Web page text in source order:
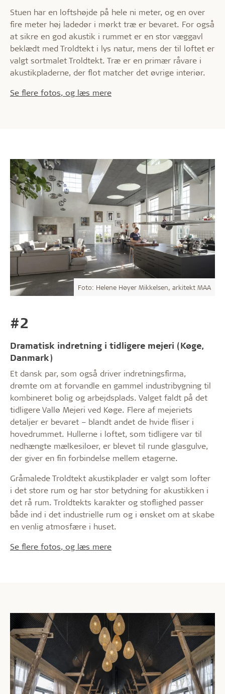
Stuen har en loftshøjde på hele ni meter, og en over
fire meter høj ladedør i mørkt træ er bevaret. For også
at sikre en god akustik i rummet er en stor væggavl
beklædt med Troldtekt i lys natur, mens der til loftet er
valgt sortmalet Troldtekt. Træ er en primær råvare i
akustikpladerne, der flot matcher det øvrige interiør.
Se flere fotos, og læs mere
Foto: Helene Høyer Mikkelsen, arkitekt MAA
#2
Dramatisk indretning i tidligere mejeri (Køge,
Danmark)
Et dansk par, som også driver indretningsfirma,
drømte om at forvandle en gammel industribygning til
kombineret bolig og arbejdsplads. Valget faldt på det
tidligere Vallø Mejeri ved Køge. Flere af mejeriets
detaljer er bevaret – blandt andet de hvide fliser i
hovedrummet. Hullerne i loftet, som tidligere var til
nedhængte mælkesiloer, er blevet til runde glasgulve,
der giver en fin forbindelse mellem etagerne.
Gråmalede Troldtekt akustikplader er valgt som lofter
i det store rum og har stor betydning for akustikken i
det rå rum. Troldtekts karakter og stoflighed passer
både ind i det industrielle rum og i ønsket om at skabe
en venlig atmosfære i huset.
Se flere fotos, og læs mere